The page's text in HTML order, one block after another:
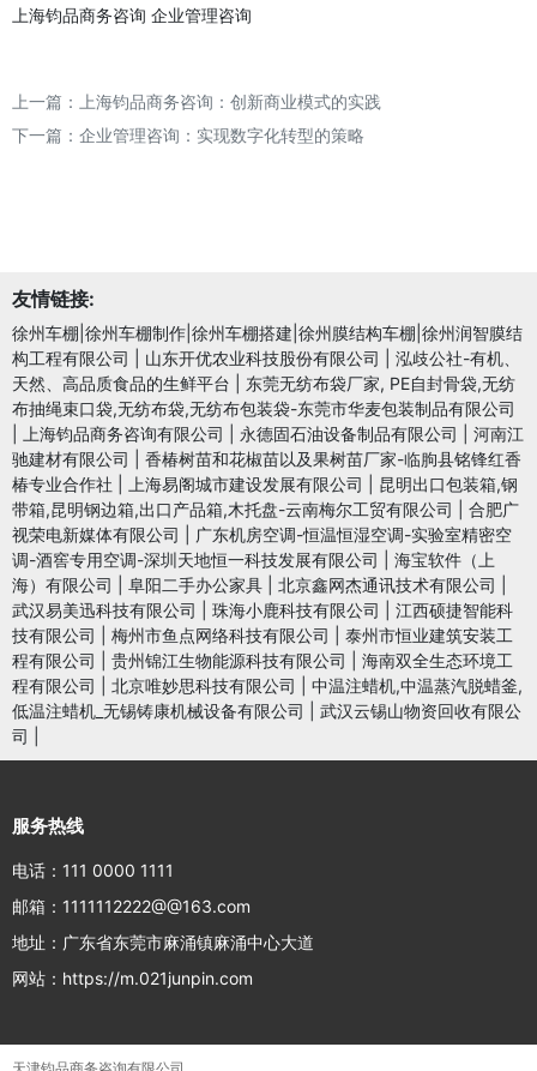
上海钧品商务咨询 企业管理咨询
上一篇： 上海钧品商务咨询：创新商业模式的实践
下一篇： 企业管理咨询：实现数字化转型的策略
友情链接:
徐州车棚|徐州车棚制作|徐州车棚搭建|徐州膜结构车棚|徐州润智膜结
构工程有限公司
山东开优农业科技股份有限公司
泓歧公社-有机、
天然、高品质食品的生鲜平台
东莞无纺布袋厂家, PE自封骨袋,无纺
布抽绳束口袋,无纺布袋,无纺布包装袋-东莞市华麦包装制品有限公司
上海钧品商务咨询有限公司 永德固石油设备制品有限公司
河南江
驰建材有限公司
香椿树苗和花椒苗以及果树苗厂家-临朐县铭锋红香
椿专业合作社
上海易阁城市建设发展有限公司
昆明出口包装箱,钢
带箱,昆明钢边箱,出口产品箱,木托盘-云南梅尔工贸有限公司
合肥广
视荣电新媒体有限公司
广东机房空调-恒温恒湿空调-实验室精密空
调-酒窖专用空调-深圳天地恒一科技发展有限公司
海宝软件（上
海）有限公司
阜阳二手办公家具 北京鑫网杰通讯技术有限公司
武汉易美迅科技有限公司
珠海小鹿科技有限公司
江西硕捷智能科
技有限公司
梅州市鱼点网络科技有限公司
泰州市恒业建筑安装工
程有限公司
贵州锦江生物能源科技有限公司
海南双全生态环境工
程有限公司
北京唯妙思科技有限公司
中温注蜡机,中温蒸汽脱蜡釜,
低温注蜡机_无锡铸康机械设备有限公司
武汉云锡山物资回收有限公
司
服务热线
电话：111 0000 1111
邮箱：1111112222@@163.com
地址：广东省东莞市麻涌镇麻涌中心大道
网站：https://m.021junpin.com